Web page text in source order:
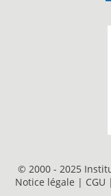
© 2000 - 2025
Notice légale | CGU |